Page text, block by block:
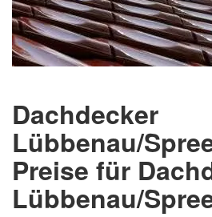
Dachdecker
Lübbenau/
Preise für
Lübbenau/